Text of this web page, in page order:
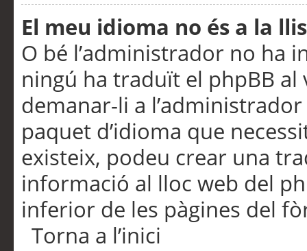
El meu idioma no és a la
O bé l’administrador no ha
ningú ha traduït el phpBB
demanar-li a
paquet d’idioma que
existeix, podeu crear una
informació al lloc web del
inferior de les pàgines del
Torna a l’inici